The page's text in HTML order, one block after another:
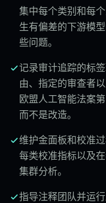
集中每个类别和每
生有偏差的下游模
些问题。
记录审计追踪的标
由、指定的审查者
欧盟人工智能法案
而不是改造。
维护金面板和校准
每类校准指标以及
集群分析。
指导注释团队并运